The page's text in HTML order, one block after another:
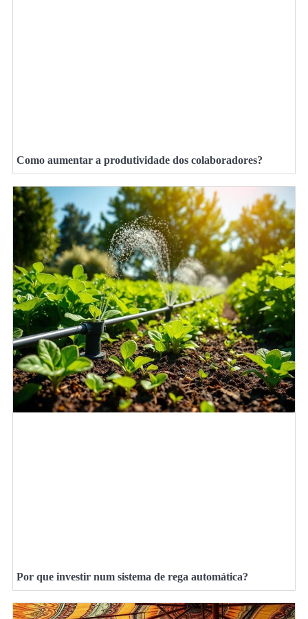
Como aumentar a produtividade dos colaboradores?
Por que investir num sistema de rega automática?